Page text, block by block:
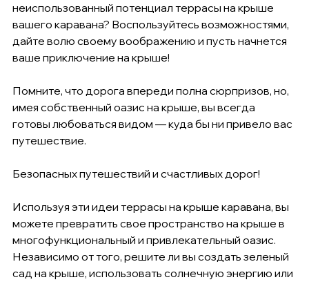
неиспользованный потенциал террасы на крыше
вашего каравана? Воспользуйтесь возможностями,
дайте волю своему воображению и пусть начнется
ваше приключение на крыше!
Помните, что дорога впереди полна сюрпризов, но,
имея собственный оазис на крыше, вы всегда
готовы любоваться видом — куда бы ни привело вас
путешествие.
Безопасных путешествий и счастливых дорог!
Используя эти идеи террасы на крыше каравана, вы
можете превратить свое пространство на крыше в
многофункциональный и привлекательный оазис.
Независимо от того, решите ли вы создать зеленый
сад на крыше, использовать солнечную энергию или